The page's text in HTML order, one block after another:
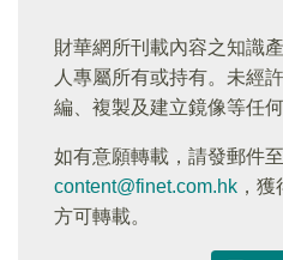
財華網所刊載內容之知識
人專屬所有或持有。未經
編、複製及建立鏡像等任何
如有意願轉載，請發郵件至
content@finet.com.hk ，
方可轉載。